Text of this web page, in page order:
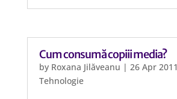
Cum consumă copiii media?
by Roxana Jilăveanu | 26 Apr 2011
Tehnologie